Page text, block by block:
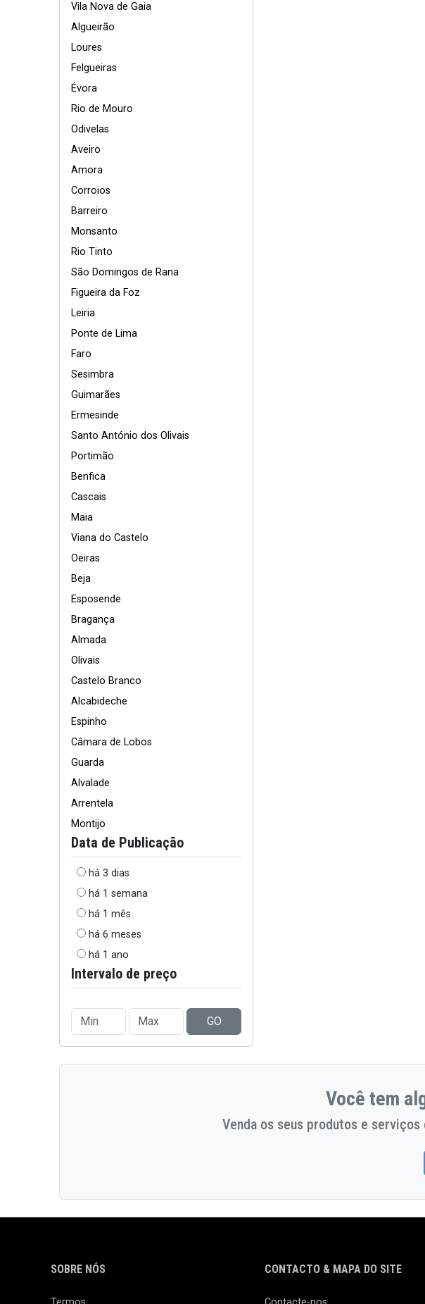
Vila Nova de Gaia
Algueirão
Loures
Felgueiras
Évora
Rio de Mouro
Odivelas
Aveiro
Amora
Corroios
Barreiro
Monsanto
Rio Tinto
São Domingos de Rana
Figueira da Foz
Leiria
Ponte de Lima
Faro
Sesimbra
Guimarães
Ermesinde
Santo António dos Olivais
Portimão
Benfica
Cascais
Maia
Viana do Castelo
Oeiras
Beja
Esposende
Bragança
Almada
Olivais
Castelo Branco
Alcabideche
Espinho
Câmara de Lobos
Guarda
Alvalade
Arrentela
Montijo
Data de Publicação
há 3 dias
há 1 semana
há 1 mês
há 6 meses
há 1 ano
Intervalo de preço
GO
Você tem
Venda os seus produtos e
SOBRE NÓS CONTACTO & MAPA DO SITE